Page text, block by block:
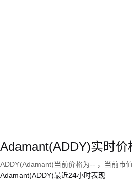
Adamant(ADDY)实时价
ADDY(Adamant)当前价格为-- ，当前市
Adamant(ADDY)最近24小时表现